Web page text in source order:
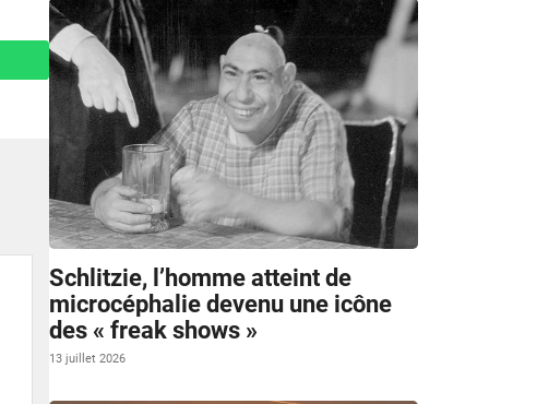
Schlitzie, l’homme atteint de
microcéphalie devenu une icône
des « freak shows »
13 juillet 2026